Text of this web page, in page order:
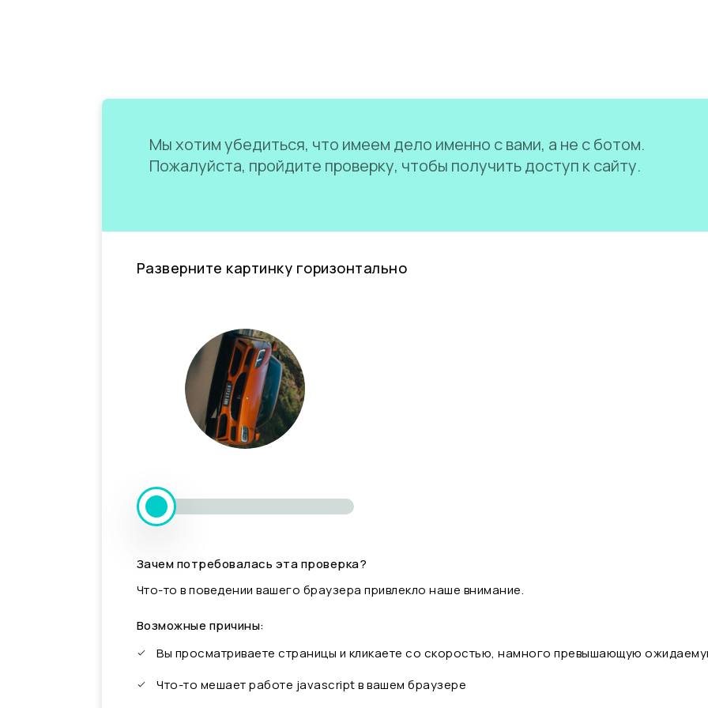
Мы хотим убедиться, что имеем дело именно с вами, а не с ботом.
Пожалуйста, пройдите проверку, чтобы получить доступ к сайту.
Разверните картинку горизонтально
Зачем потребовалась эта проверка?
Что-то в поведении вашего браузера привлекло наше внимание.
Возможные причины:
Вы просматриваете страницы и кликаете со скоростью, намного превышающую
Что-то мешает работе javascript в вашем браузере